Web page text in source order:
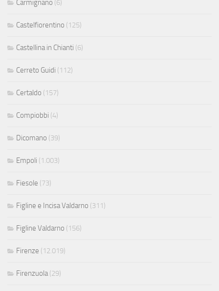
Carmignano (6)
Castelfiorentino (125)
Castellina in Chianti (6)
Cerreto Guidi (112)
Certaldo (157)
Compiobbi (4)
Dicomano (39)
Empoli (1.003)
Fiesole (73)
Figline e Incisa Valdarno (311)
Figline Valdarno (156)
Firenze (12.019)
Firenzuola(29)